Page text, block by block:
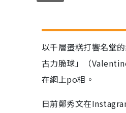
以千層蛋糕打響名堂
古力脆球」（
在網上po相。
日前鄭秀文在